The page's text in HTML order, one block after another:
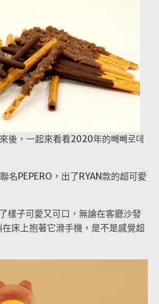
後，一起來看看2020年的빼빼로데
名PEPERO，出了RYAN款的超可愛
樣子可愛又可口，無論在客廳沙發
在床上抱著它滑手機，是不是感覺超